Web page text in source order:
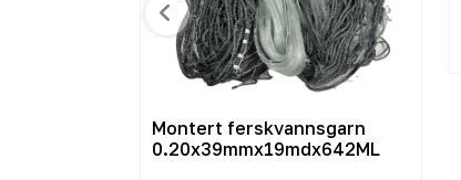
Montert ferskvannsgarn
0.20x39mmx19mdx642ML